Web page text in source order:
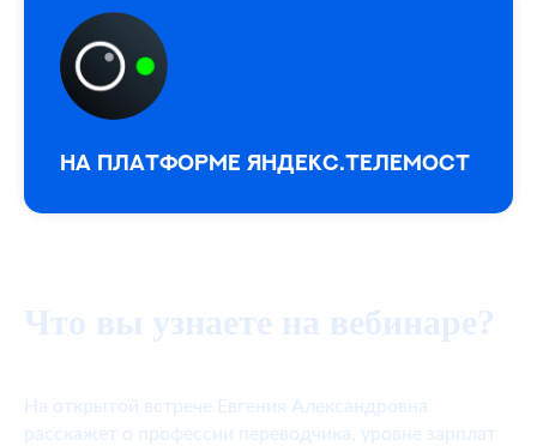
На платформе Яндекс.Телемост
Что вы узнаете на вебинаре?
На открытой встрече Евгения Александровна
расскажет о профессии переводчика, уровне зарплат